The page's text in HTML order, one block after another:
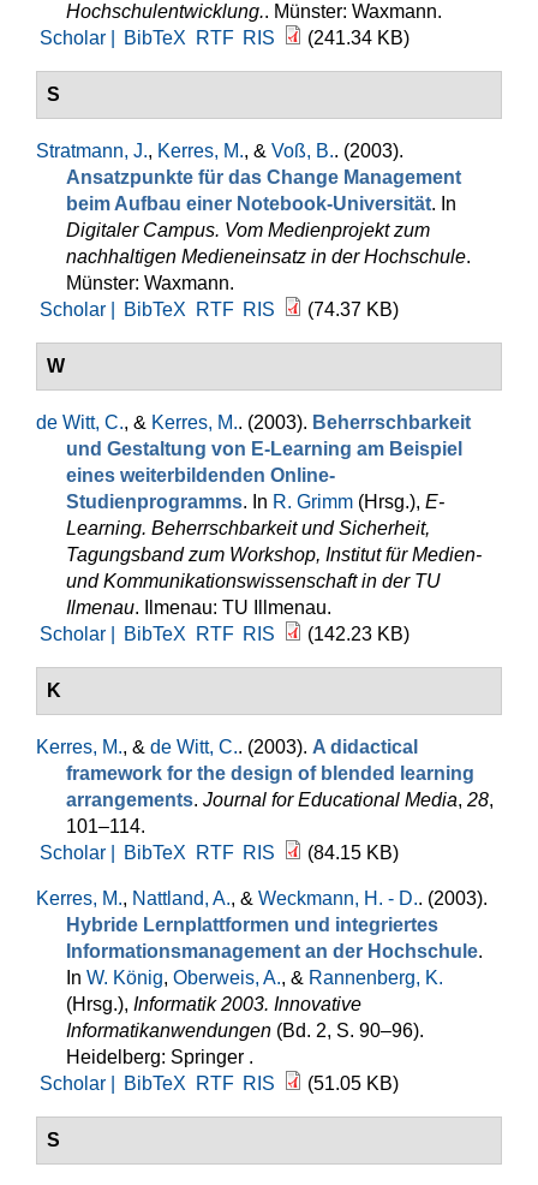
Hochschulentwicklung.. Münster: Waxmann.
Scholar |
BibTeX RTF RIS (241.34 KB)
S
Stratmann, J., Kerres, M., & Voß, B.. (2003).
Ansatzpunkte für das Change Management
beim Aufbau einer Notebook-Universität. In
Digitaler Campus. Vom Medienprojekt zum
nachhaltigen Medieneinsatz in der Hochschule.
Münster: Waxmann.
Scholar |
BibTeX RTF RIS (74.37 KB)
W
de Witt, C., & Kerres, M.. (2003). Beherrschbarkeit
und Gestaltung von E-Learning am Beispiel
eines weiterbildenden Online-
Studienprogramms. In R. Grimm (Hrsg.), E-
Learning. Beherrschbarkeit und Sicherheit,
Tagungsband zum Workshop, Institut für Medien-
und Kommunikationswissenschaft in der TU
Ilmenau. Ilmenau: TU Illmenau.
Scholar |
BibTeX RTF RIS (142.23 KB)
K
Kerres, M., & de Witt, C.. (2003). A didactical
framework for the design of blended learning
arrangements. Journal for Educational Media, 28,
101–114.
Scholar |
BibTeX RTF RIS (84.15 KB)
Kerres, M., Nattland, A., & Weckmann, H. - D.. (2003).
Hybride Lernplattformen und integriertes
Informationsmanagement an der Hochschule.
In W. König, Oberweis, A., & Rannenberg, K.
(Hrsg.), Informatik 2003. Innovative
Informatikanwendungen (Bd. 2, S. 90–96).
Heidelberg: Springer .
Scholar |
BibTeX RTF RIS (51.05 KB)
S